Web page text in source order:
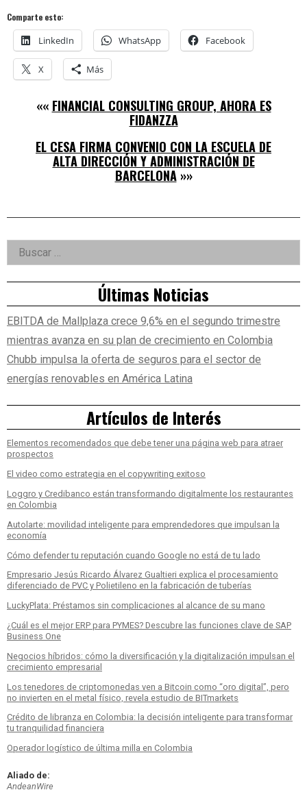
Comparte esto:
LinkedIn WhatsApp Facebook
X Más
«« FINANCIAL CONSULTING GROUP, AHORA ES
FIDANZZA
EL CESA FIRMA CONVENIO CON LA ESCUELA DE
ALTA DIRECCIÓN Y ADMINISTRACIÓN DE
BARCELONA»»
Right
Asides
Buscar:
Últimas Noticias
EBITDA de Mallplaza crece 9,6% en el segundo trimestre
mientras avanza en su plan de crecimiento en Colombia
Chubb impulsa la oferta de seguros para el sector de
energías renovables en América Latina
Artículos de Interés
Elementos recomendados que debe tener una página web para atraer
prospectos
El video como estrategia en el copywriting exitoso
Loggro y Credibanco están transformando digitalmente los restaurantes
en Colombia
Autolarte: movilidad inteligente para emprendedores que impulsan la
economía
Cómo defender tu reputación cuando Google no está de tu lado
Empresario Jesús Ricardo Álvarez Gualtieri explica el procesamiento
diferenciado de PVC y Polietileno en la fabricación de tuberías
LuckyPlata: Préstamos sin complicaciones al alcance de su mano
¿Cuál es el mejor ERP para PYMES? Descubre las funciones clave de SAP
Business One
Negocios híbridos: cómo la diversificación y la digitalización impulsan el
crecimiento empresarial
Los tenedores de criptomonedas ven a Bitcoin como “oro digital”, pero
no invierten en el metal físico, revela estudio de BITmarkets
Crédito de libranza en Colombia: la decisión inteligente para transformar
tu tranquilidad financiera
Operador logístico de última milla en Colombia
Aliado de:
AndeanWire